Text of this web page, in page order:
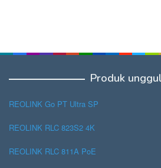
Produk
REOLINK Go PT Ultra SP
REOLINK RLC 823S2 4K
REOLINK RLC 811A PoE